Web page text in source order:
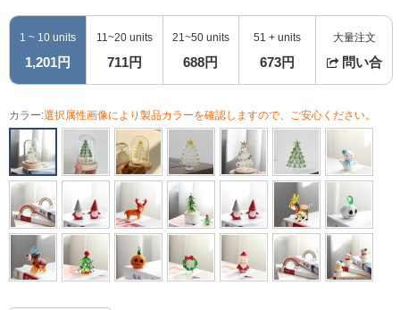
1 ~ 10 units
1,201円
11~20 units
711円
21~50 units
688円
51 + units
673円
大量注文
問い合
カラー:選択属性画像により製品カラーを確認しますので、ご安心ください。